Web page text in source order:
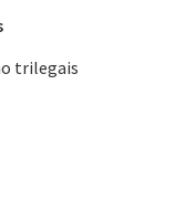
trilegais